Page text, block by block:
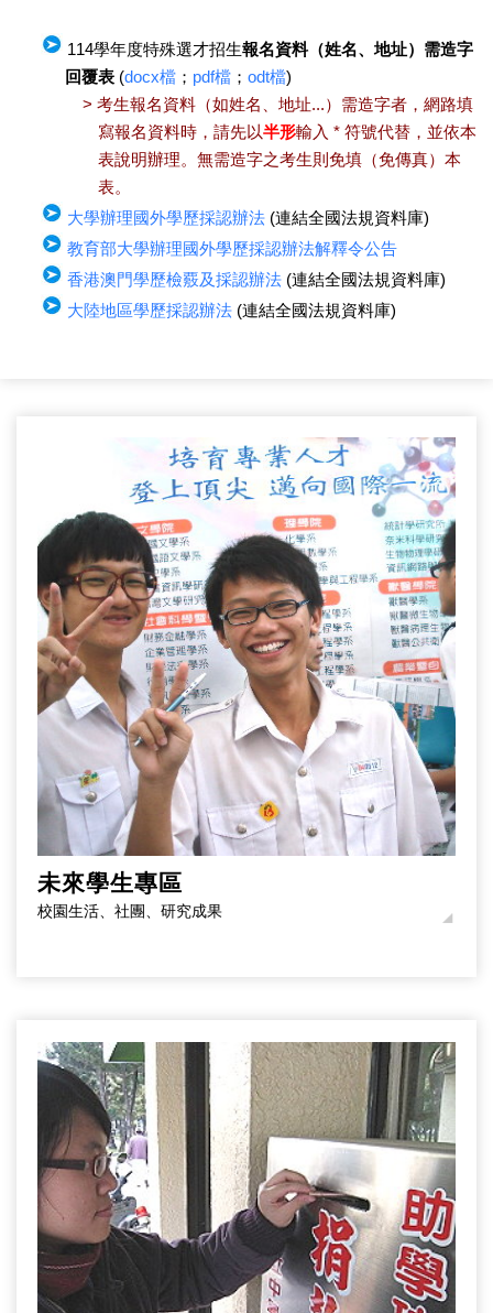
114學年度特殊選才招生報名資料（姓名、地址）需造字
回覆表(docx檔； pdf檔； odt檔)
> 考生報名資料（如姓名、地址...）需造字者，網路填
寫報名資料時，請先以半形輸入 * 符號代替，並依本
表說明辦理。無需造字之考生則免填（免傳真）本
表。
大學辦理國外學歷採認辦法(連結全國法規資料庫)
教育部大學辦理國外學歷採認辦法解釋令公告
香港澳門學歷檢覈及採認辦法(連結全國法規資料庫)
大陸地區學歷採認辦法(連結全國法規資料庫)
未來學生專區
校園生活、社團、研究成果